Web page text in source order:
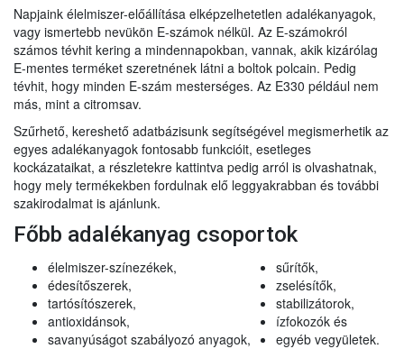
Napjaink élelmiszer-előállítása elképzelhetetlen adalékanyagok,
vagy ismertebb nevükön E-számok nélkül. Az E-számokról
számos tévhit kering a mindennapokban, vannak, akik kizárólag
E-mentes terméket szeretnének látni a boltok polcain. Pedig
tévhit, hogy minden E-szám mesterséges. Az E330 például nem
más, mint a citromsav.
Szűrhető, kereshető adatbázisunk segítségével megismerhetik az
egyes adalékanyagok fontosabb funkcióit, esetleges
kockázataikat, a részletekre kattintva pedig arról is olvashatnak,
hogy mely termékekben fordulnak elő leggyakrabban és további
szakirodalmat is ajánlunk.
Főbb adalékanyag csoportok
élelmiszer-színezékek,
édesítőszerek,
tartósítószerek,
antioxidánsok,
savanyúságot szabályozó anyagok,
sűrítők,
zselésítők,
stabilizátorok,
ízfokozók és
egyéb vegyületek.